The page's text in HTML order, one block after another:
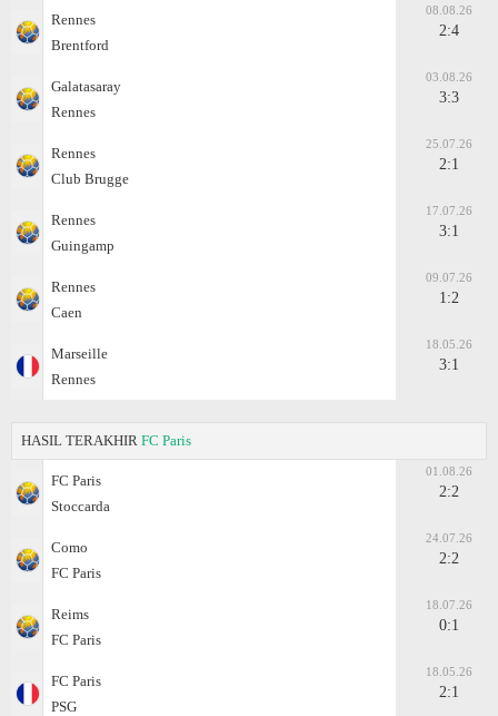
Rennes
Brentford
08.08.26
2:4
Galatasaray
Rennes
03.08.26
3:3
Rennes
Club Brugge
25.07.26
2:1
Rennes
Guingamp
17.07.26
3:1
Rennes
Caen
09.07.26
1:2
Marseille
Rennes
18.05.26
3:1
HASIL TERAKHIR FC Paris
FC Paris
Stoccarda
01.08.26
2:2
Como
FC Paris
24.07.26
2:2
Reims
FC Paris
18.07.26
0:1
FC Paris
PSG
18.05.26
2:1